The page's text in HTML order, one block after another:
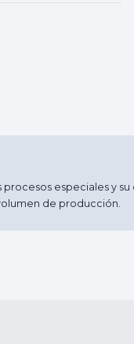
especiales y
de producción.